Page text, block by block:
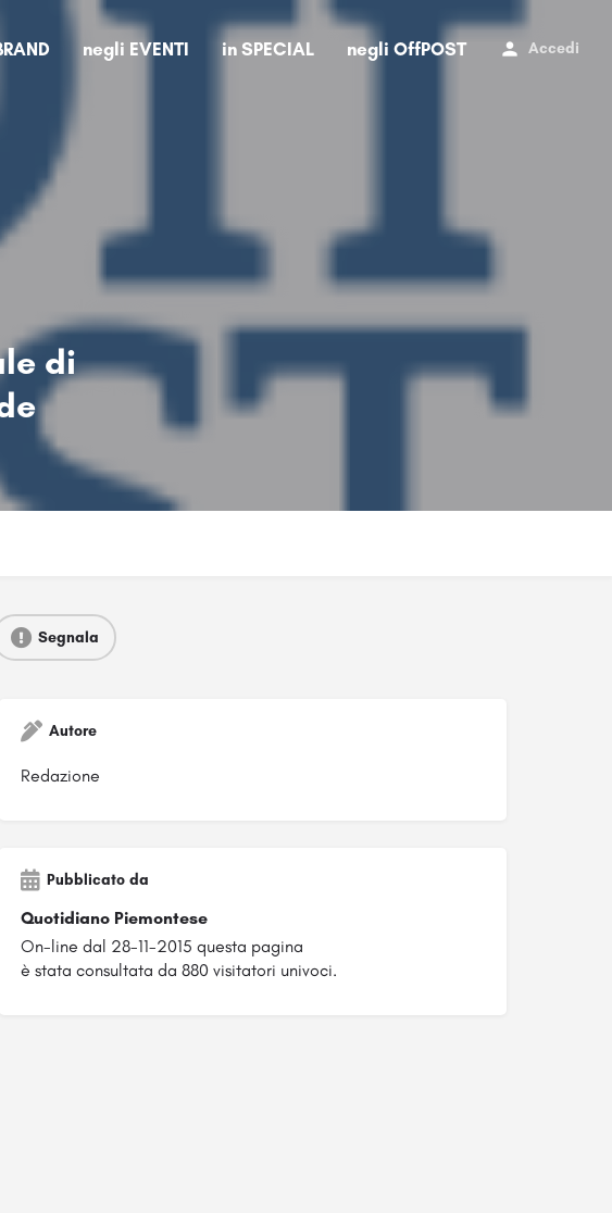
negli EVENTI in SPECIAL negli OffPOST Accedi
di
Segnala
Autore
Redazione
Pubblicato da
Quotidiano Piemontese
On-line dal 28-11-2015 questa pagina
è stata consultata da 880 visitatori univoci.